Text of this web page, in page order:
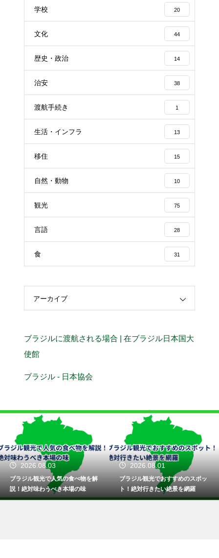
学校 20
文化 44
歴史・政治 14
治安 38
渡航手続き 1
生活・インフラ 13
移住 15
自然・動物 10
観光 75
言語 28
食 31
アーカイブ
ブラジルに渡航される場合 | 在ブラジル日本国大
使館
ブラジル - 日本協会
2026.08.03
ブラジル観光で人気の食べ物を解
説！絶対味わうべき本場の味
2026.08.01
ブラジル観光でおすすめのスポッ
ト！絶対行きたい絶景を網羅